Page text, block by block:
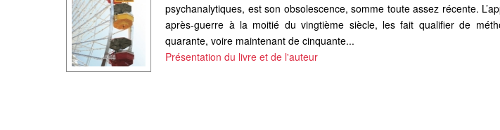
psychanalytiques, est son obsolescence, somme toute assez récente.
après-guerre à la moitié du vingtième siècle, les fait qualifier de
quarante, voire maintenant de cinquante...
Présentation du livre et de l'auteur